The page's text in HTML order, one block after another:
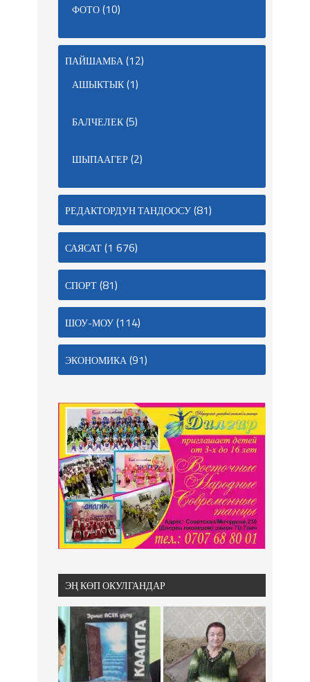
ФОТО(10)
ПАЙШАМБА(12)
АШЫКТЫК(1)
БАЛЧЕЛЕК(5)
ШЫПААГЕР(2)
РЕДАКТОРДУН ТАНДООСУ(81)
САЯСАТ(1 676)
СПОРТ(81)
ШОУ-МОУ(114)
ЭКОНОМИКА(91)
ЭҢ КӨП ОКУЛГАНДАР